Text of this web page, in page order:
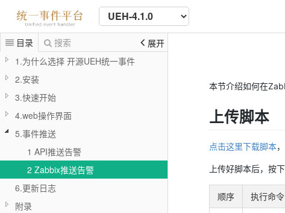
目录 搜索
展开
1.为什么选择 开源UEH统一事件
2.安装
3.快速开始
4.web操作界面
5.事件推送
1 API推送告警
2 Zabbix推送告警
6.更新日志
附录
本节介绍如何在
上传脚本
点击这里下载脚本
上传好脚本后，按
顺序 执行命令